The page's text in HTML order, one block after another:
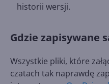
historii wersji.
Gdzie zapisywane
Wszystkie pliki, które
czatach tak naprawdę